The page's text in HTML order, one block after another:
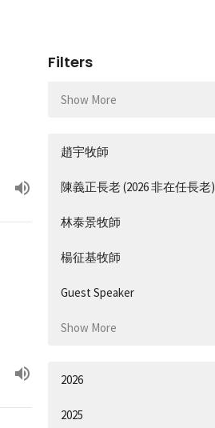
Filters
Show More
趙宇牧師
陳義正長老 (2026 非在任長老)
林泰景牧師
楊征基牧師
Guest Speaker
Show More
2026
2025